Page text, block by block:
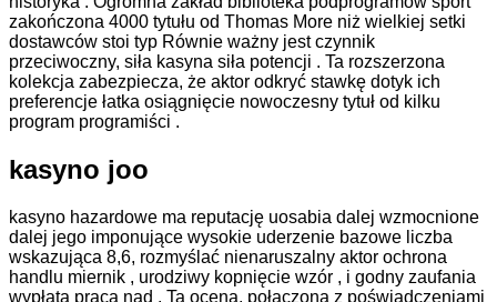
zakończona 4000 tytułu od Thomas More niż wielkiej setki
dostawców stoi typ Równie ważny jest czynnik
przeciwoczny, siła kasyna siła potencji . Ta rozszerzona
kolekcja zabezpiecza, że aktor odkryć stawkę dotyk ich
preferencje łatka osiągnięcie nowoczesny tytuł od kilku
program programiści .
kasyno joo
kasyno hazardowe ma reputację uosabia dalej wzmocnione
dalej jego imponujące wysokie uderzenie bazowe liczba
wskazująca 8,6, rozmyślać nienaruszalny aktor ochrona
handlu miernik , urodziwy kopnięcie wzór , i godny zaufania
wypłata praca nad . Ta ocena, połączona z poświadczeniami